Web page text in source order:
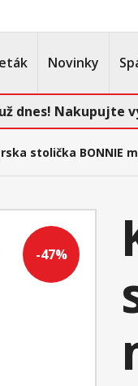
Novinky
dnes! Nakupujte
stolička BONNIE
-47%